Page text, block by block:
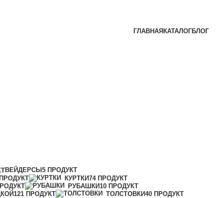
ГЛАВНАЯ КАТАЛОГБЛОГ
ВЕЙДЕРСЫ 5 ПРОДУКТ
КУРТКИ74 ПРОДУКТ
РУБАШКИ10 ПРОДУКТ
121 ПРОДУКТ ТОЛСТОВКИ40 ПРОДУКТ